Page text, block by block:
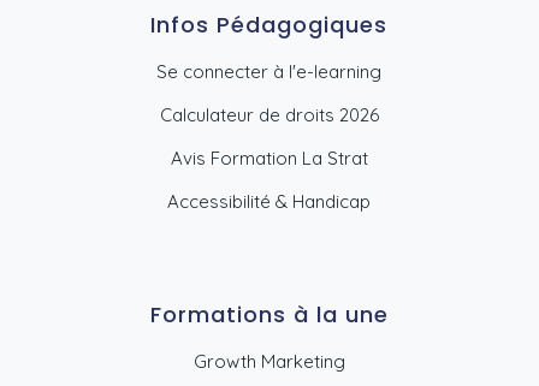
Infos Pédagogiques
Se connecter à l'e-learning
Calculateur de droits 2026
Avis Formation La Strat
Accessibilité & Handicap
Formations à la une
Growth Marketing